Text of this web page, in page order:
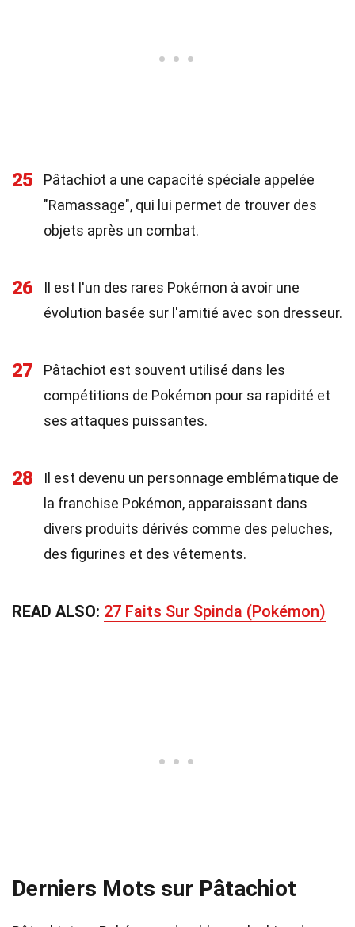
25
Pâtachiot a une capacité spéciale appelée
"Ramassage", qui lui permet de trouver des
objets après un combat.
26
Il est l'un des rares Pokémon à avoir une
évolution basée sur l'amitié avec son dresseur.
27
Pâtachiot est souvent utilisé dans les
compétitions de Pokémon pour sa rapidité et
ses attaques puissantes.
28
Il est devenu un personnage emblématique de
la franchise Pokémon, apparaissant dans
divers produits dérivés comme des peluches,
des figurines et des vêtements.
READ ALSO: 27 Faits Sur Spinda (Pokémon)
Derniers Mots sur Pâtachiot